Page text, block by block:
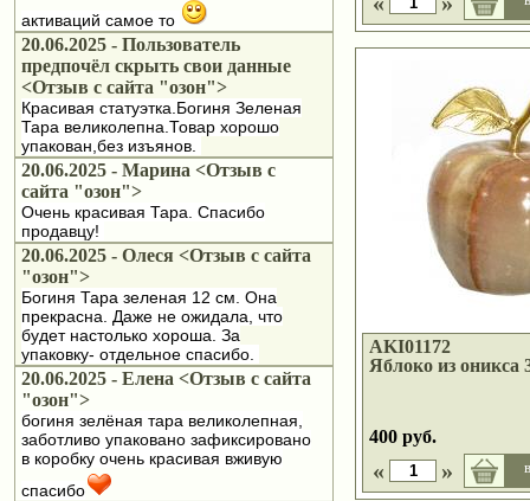
активаций самое то
20.06.2025 - Пользователь
предпочёл скрыть свои данные
<Отзыв с сайта "озон">
Красивая статуэтка.Богиня Зеленая
Тара великолепна.Товар хорошо
упакован,без изъянов.
20.06.2025 - Марина <Отзыв с
сайта "озон">
Очень красивая Тара. Спасибо
продавцу!
20.06.2025 - Олеся <Отзыв с сайта
"озон">
Богиня Тара зеленая 12 см. Она
прекрасна. Даже не ожидала, что
будет настолько хороша. За
упаковку- отдельное спасибо.
20.06.2025 - Елена <Отзыв с сайта
"озон">
богиня зелёная тара великолепная,
заботливо упаковано зафиксировано
в коробку очень красивая вживую
спасибо
AKI01172
Яблоко из оникса
400 руб.
« »